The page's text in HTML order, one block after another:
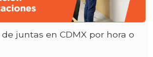
juntas en CDMX por hora o